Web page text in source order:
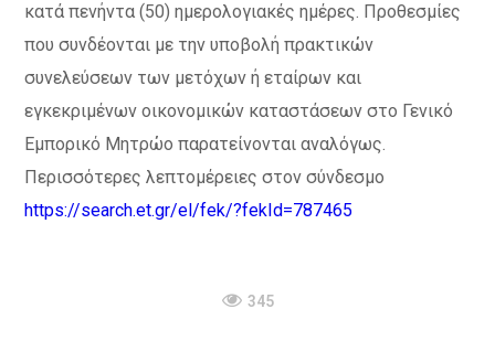
κατά πενήντα (50) ημερολογιακές ημέρες. Προθεσμίες
που συνδέονται με την υποβολή πρακτικών
συνελεύσεων των μετόχων ή εταίρων και
εγκεκριμένων οικονομικών καταστάσεων στο Γενικό
Εμπορικό Μητρώο παρατείνονται αναλόγως.
Περισσότερες λεπτομέρειες στον σύνδεσμο
https://search.et.gr/el/fek/?fekId=787465
345